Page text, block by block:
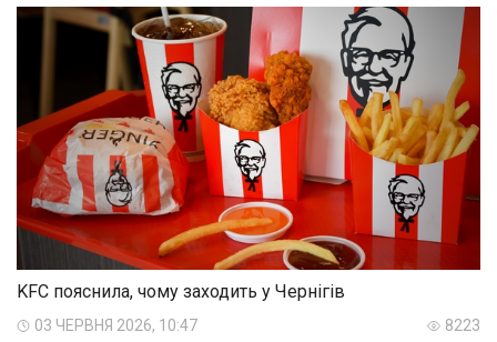
KFC пояснила, чому заходить у Чернігів
03 ЧЕРВНЯ 2026, 10:47 8223